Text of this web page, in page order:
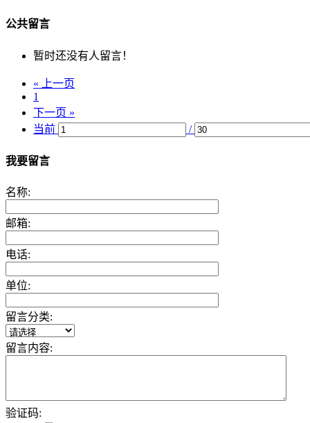
公共留言
暂时还没有人留言！
« 上一页
1
下一页 »
当前
/
我要留言
名称:
邮箱:
电话:
单位:
留言分类:
留言内容:
验证码: